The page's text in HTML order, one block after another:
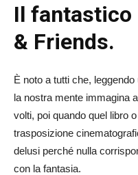
Il fantastico
& Friends.
È noto a tutti che,
la nostra mente immagina
volti, poi quando quel libro
trasposizione
delusi perché nulla
con la fantasia.